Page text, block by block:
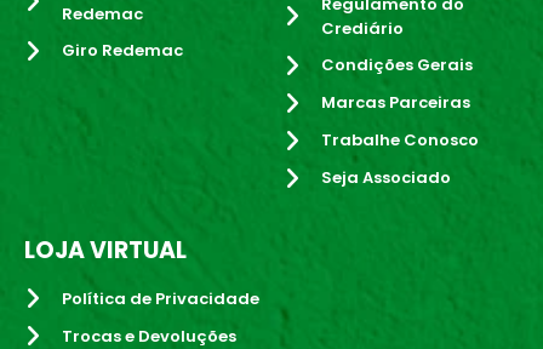
Redemac
Giro Redemac
Crediário
Condições Gerais
Marcas Parceiras
Trabalhe Conosco
Seja Associado
LOJA VIRTUAL
Política de Privacidade
Trocas e Devoluções